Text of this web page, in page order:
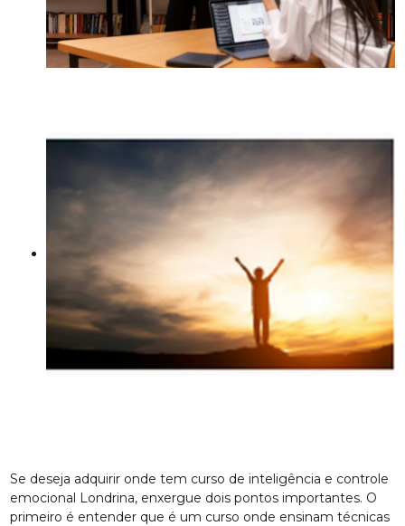
Se deseja adquirir onde tem curso de inteligência e controle
emocional Londrina, enxergue dois pontos importantes. O
primeiro é entender que é um curso onde ensinam técnicas